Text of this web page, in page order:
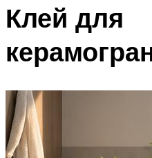
Клей для